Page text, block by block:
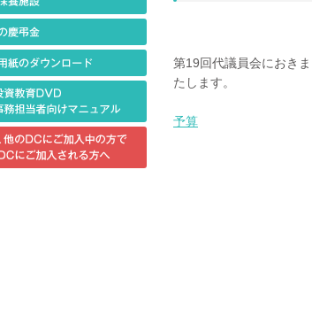
第19回代議員会におき
たします。
予算